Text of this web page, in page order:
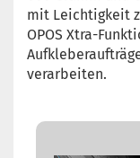
mit Leichtigkeit
OPOS Xtra-
verarbeiten.